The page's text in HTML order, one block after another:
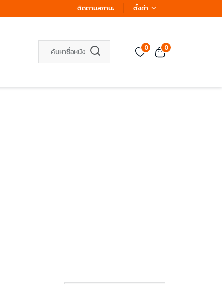
ติดตามสถานะ ตั้งค่า
0 0